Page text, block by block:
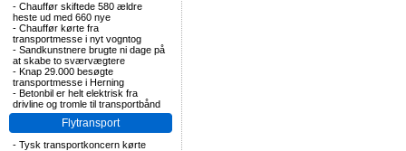
- Chauffør skiftede 580 ældre
heste ud med 660 nye
- Chauffør kørte fra
transportmesse i nyt vogntog
- Sandkunstnere brugte ni dage på
at skabe to sværvægtere
- Knap 29.000 besøgte
transportmesse i Herning
- Betonbil er helt elektrisk fra
drivline og tromle til transportbånd
Flytransport
- Tysk transportkoncern kørte